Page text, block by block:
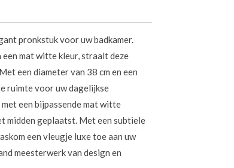
pronkstuk voor uw badkamer.
mat witte kleur, straalt deze
een diameter van 38 cm en een
ruimte voor uw dagelijkse
een bijpassende mat witte
midden geplaatst. Met een subtiele
een vleugje luxe toe aan uw
meesterwerk van design en